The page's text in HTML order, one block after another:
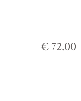
€ 72.00